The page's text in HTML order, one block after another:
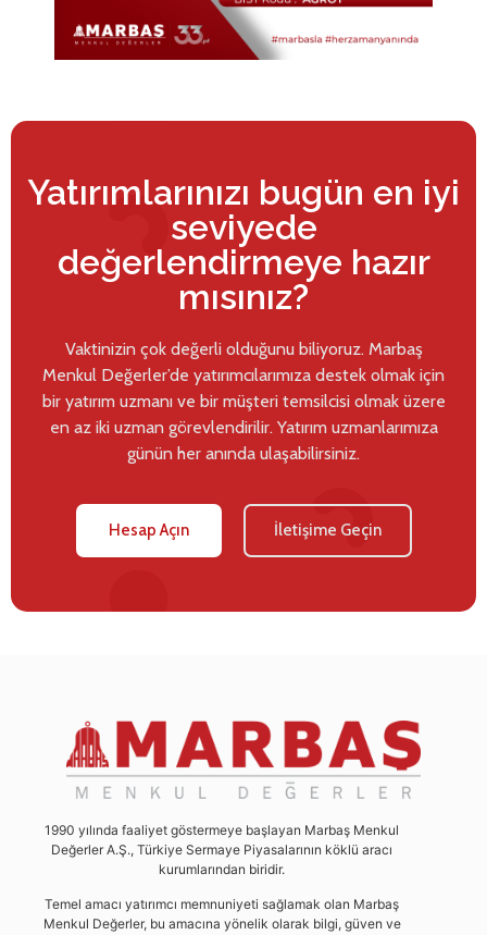
Yatırımlarınızı bugün en iyi
seviyede
değerlendirmeye hazır
mısınız?
Vaktinizin çok değerli olduğunu biliyoruz. Marbaş
Menkul Değerler’de yatırımcılarımıza destek olmak için
bir yatırım uzmanı ve bir müşteri temsilcisi olmak üzere
en az iki uzman görevlendirilir. Yatırım uzmanlarımıza
günün her anında ulaşabilirsiniz.
Hesap Açın İletişime Geçin
1990 yılında faaliyet göstermeye başlayan Marbaş Menkul
Değerler A.Ş., Türkiye Sermaye Piyasalarının köklü aracı
kurumlarından biridir.
Temel amacı yatırımcı memnuniyeti sağlamak olan Marbaş
Menkul Değerler, bu amacına yönelik olarak bilgi, güven ve